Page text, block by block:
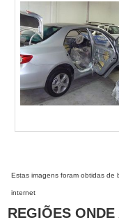
Estas imagens foram obtidas de
internet
REGIÕES